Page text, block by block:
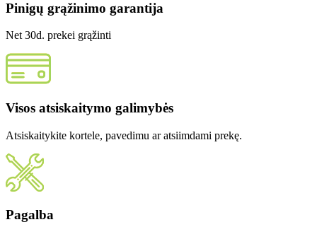
Pinigų grąžinimo garantija
Net 30d. prekei grąžinti
Visos atsiskaitymo galimybės
Atsiskaitykite kortele, pavedimu ar atsiimdami prekę.
Pagalba